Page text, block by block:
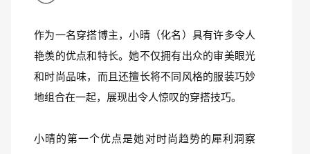
作为一名穿搭博主，小晴（化名）具有许多令人
艳羡的优点和特长。她不仅拥有出众的审美眼光
和时尚品味，而且还擅长将不同风格的服装巧妙
地组合在一起，展现出令人惊叹的穿搭技巧。
小晴的第一个优点是她对时尚趋势的犀利洞察